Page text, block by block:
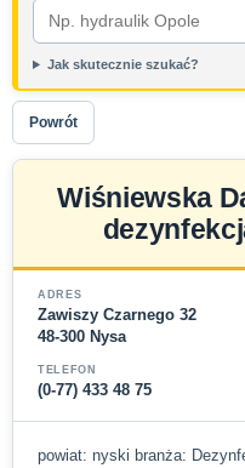
Jak skutecznie szukać?
Powrót
Wiśniewska
ADRES
Zawiszy Czarnego 32
48-300 Nysa
TELEFON
(0-77) 433 48 75
powiat: nyski branża: